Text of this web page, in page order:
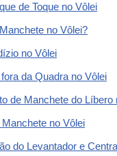
de Toque no Vôlei
no Vôlei?
no Vôlei
da Quadra no Vôlei
de Manchete do Líbero
no Vôlei
do Levantador e